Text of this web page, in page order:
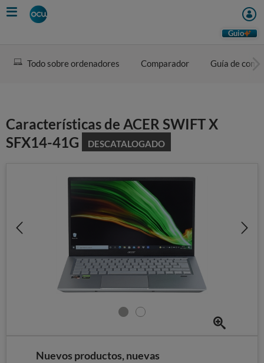
Skip
to
Guio
Todo sobre ordenadores Comparador Guía de
Características de ACER SWIFT X
SFX14-41G
DESCATALOGADO
Nuevos productos, nuevas